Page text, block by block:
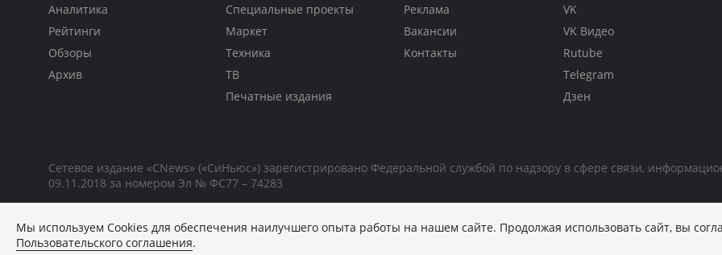
Аналитика
Рейтинги
Обзоры
Архив
Специальные проекты
Маркет
Техника
ТВ
Печатные издания
Реклама
Вакансии
Контакты
VK
VK Видео
Rutube
Telegram
Дзен
Сетевое издание «CNews» («СиНьюс») зарегистрировано Федеральной службой по надзору в сфере связи,
09.11.2018 за номером Эл № ФС77 – 74283
Мы используем Сookies для обеспечения наилучшего опыта работы на нашем сайте. Продолжая использовать сайт, вы
Пользовательского соглашения.